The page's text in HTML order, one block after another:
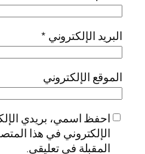
البريد الإلكتروني *
الموقع الإلكتروني
احفظ اسمي، بريدي
الإلكتروني في هذا
المقبلة في تعليقي.